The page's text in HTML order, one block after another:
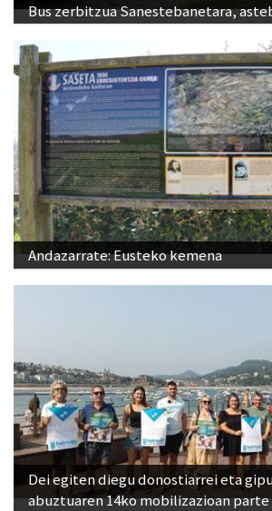
Bus zerbitzua Sanestebanetara,
Andazarrate: Eusteko kemena
Dei egiten diegu donostiarrei eta
abuztuaren 14ko mobilizazioan